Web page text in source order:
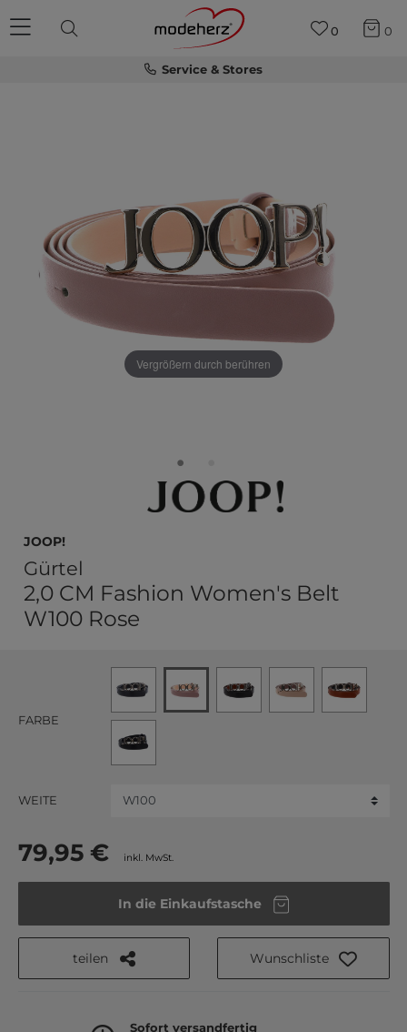
Service & Stores
0 0
Vergrößern durch berühren
JOOP!
Gürtel
2,0 CM Fashion Women's Belt
W100 Rose
FARBE
WEITE
79,95 € inkl. MwSt.
In die Einkaufstasche
teilen Wunschliste
Sofort versandfertig